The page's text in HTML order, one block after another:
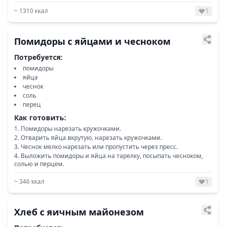
~ 1310 ккал 1
Помидоры с яйцами и чесноком
Потребуется:
помидоры
яйца
чеснок
соль
перец
Как готовить:
Помидоры нарезать кружочками.
Отварить яйца вкрутую, нарезать кружочками.
Чеснок мелко нарезать или пропустить через пресс.
Выложить помидоры и яйца на тарелку, посыпать чесноком,
солью и перцем.
~346 ккал 1
Хлеб с яичным майонезом